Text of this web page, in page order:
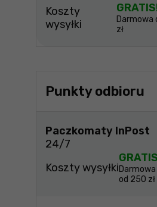
Koszty
wysyłki
Darmowa
zł
Punkty odbioru
Paczkomaty InPost
24/7
Koszty wysyłki
od 250 zł